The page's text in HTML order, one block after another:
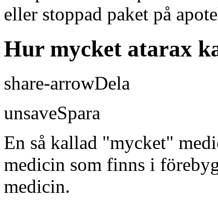
eller stoppad paket på
Hur mycket atarax
share-arrowDela
unsaveSpara
En så kallad "mycket"
medicin som finns i
medicin.